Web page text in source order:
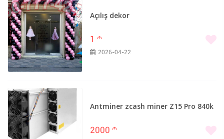
Açılış dekor
1 m
2026-04-22
Antminer zcash miner Z15 Pro 840k
2000 m